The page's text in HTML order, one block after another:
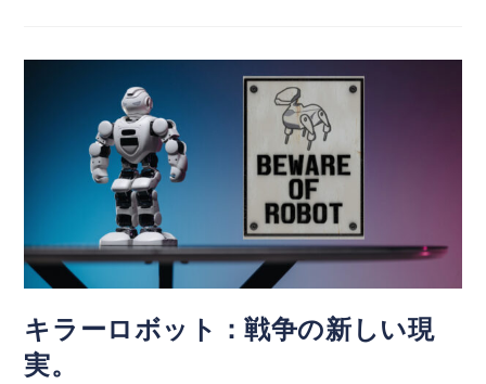
キラーロボット：戦争の新しい現
実。